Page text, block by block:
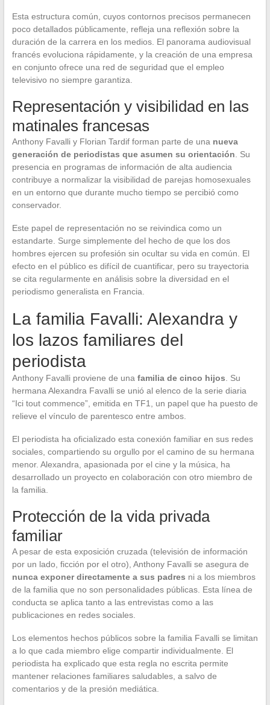
Esta estructura común, cuyos contornos precisos permanecen
poco detallados públicamente, refleja una reflexión sobre la
duración de la carrera en los medios. El panorama audiovisual
francés evoluciona rápidamente, y la creación de una empresa
en conjunto ofrece una red de seguridad que el empleo
televisivo no siempre garantiza.
Representación y visibilidad en las
matinales francesas
Anthony Favalli y Florian Tardif forman parte de una nueva
generación de periodistas que asumen su orientación. Su
presencia en programas de información de alta audiencia
contribuye a normalizar la visibilidad de parejas homosexuales
en un entorno que durante mucho tiempo se percibió como
conservador.
Este papel de representación no se reivindica como un
estandarte. Surge simplemente del hecho de que los dos
hombres ejercen su profesión sin ocultar su vida en común. El
efecto en el público es difícil de cuantificar, pero su trayectoria
se cita regularmente en análisis sobre la diversidad en el
periodismo generalista en Francia.
La familia Favalli: Alexandra y
los lazos familiares del
periodista
Anthony Favalli proviene de una familia de cinco hijos. Su
hermana Alexandra Favalli se unió al elenco de la serie diaria
“Ici tout commence”, emitida en TF1, un papel que ha puesto de
relieve el vínculo de parentesco entre ambos.
El periodista ha oficializado esta conexión familiar en sus redes
sociales, compartiendo su orgullo por el camino de su hermana
menor. Alexandra, apasionada por el cine y la música, ha
desarrollado un proyecto en colaboración con otro miembro de
la familia.
Protección de la vida privada
familiar
A pesar de esta exposición cruzada (televisión de información
por un lado, ficción por el otro), Anthony Favalli se asegura de
nunca exponer directamente a sus padres ni a los miembros
de la familia que no son personalidades públicas. Esta línea de
conducta se aplica tanto a las entrevistas como a las
publicaciones en redes sociales.
Los elementos hechos públicos sobre la familia Favalli se limitan
a lo que cada miembro elige compartir individualmente. El
periodista ha explicado que esta regla no escrita permite
mantener relaciones familiares saludables, a salvo de
comentarios y de la presión mediática.